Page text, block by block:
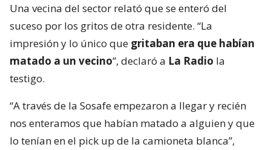
Una vecina del sector relató que se enteró del
suceso por los gritos de otra residente. “La
impresión y lo único que gritaban era que habían
matado a un vecino”, declaró a La Radio la
testigo.
“A través de la Sosafe empezaron a llegar y recién
nos enteramos que habían matado a alguien y que
lo tenían en el pick up de la camioneta blanca”,